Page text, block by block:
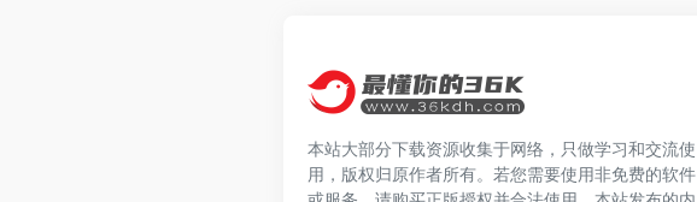
本站大部分下载资源收集于网络，只做学习和交流使
用，版权归原作者所有。若您需要使用非免费的软件